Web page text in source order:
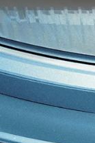
Màn
Màn hình
chắn gió